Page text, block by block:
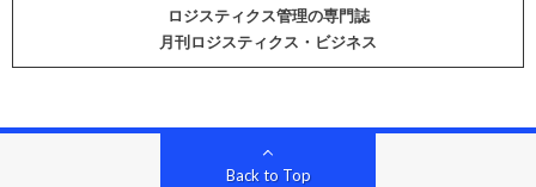
ロジスティクス管理の専門誌
月刊ロジスティクス・ビジネス
Back to Top